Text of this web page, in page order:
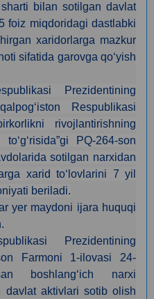
sharti bilan sotilgan davlat
foiz miqdoridagi dastlabki
xaridorlarga mazkur
sifatida garovga qo‘yish
Prezidentining
Respublikasi
rivojlantirishning
PQ-264-son
sotilgan narxidan
xarid to‘lovlarini 7 yil
beriladi.
yer maydoni ijara huquqi
Prezidentining
Farmoni 1-ilovasi 24-
boshlang‘ich narxi
davlat aktivlari sotib olish